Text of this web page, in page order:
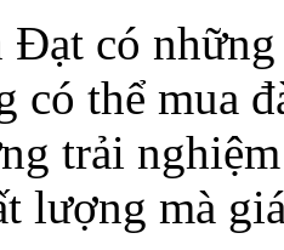
Đạt có
có thể mua
trải
lượng mà